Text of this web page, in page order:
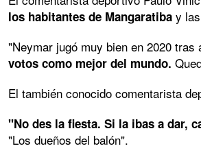
los habitantes de Mangaratiba y
"Neymar jugó muy bien en 2020
votos como mejor del mundo.
El también conocido comentarista
"No des la fiesta. Si la ibas a dar,
"Los dueños del balón".